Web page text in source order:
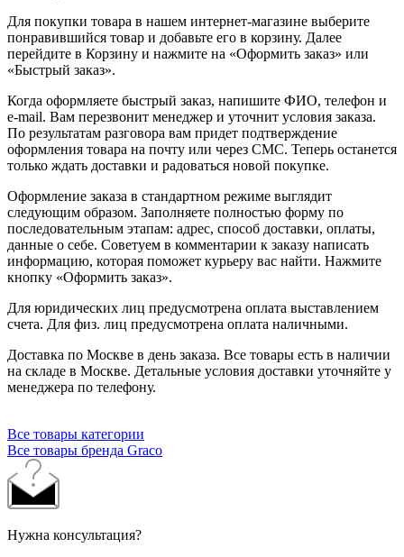
Для покупки товара в нашем интернет-магазине выберите
понравившийся товар и добавьте его в корзину. Далее
перейдите в Корзину и нажмите на «Оформить заказ» или
«Быстрый заказ».
Когда оформляете быстрый заказ, напишите ФИО, телефон и
e-mail. Вам перезвонит менеджер и уточнит условия заказа.
По результатам разговора вам придет подтверждение
оформления товара на почту или через СМС. Теперь останется
только ждать доставки и радоваться новой покупке.
Оформление заказа в стандартном режиме выглядит
следующим образом. Заполняете полностью форму по
последовательным этапам: адрес, способ доставки, оплаты,
данные о себе. Советуем в комментарии к заказу написать
информацию, которая поможет курьеру вас найти. Нажмите
кнопку «Оформить заказ».
Для юридических лиц предусмотрена оплата выставлением
счета. Для физ. лиц предусмотрена оплата наличными.
Доставка по Москве в день заказа. Все товары есть в наличии
на складе в Москве. Детальные условия доставки уточняйте у
менеджера по телефону.
Все товары категории
Все товары бренда Graco
Нужна консультация?